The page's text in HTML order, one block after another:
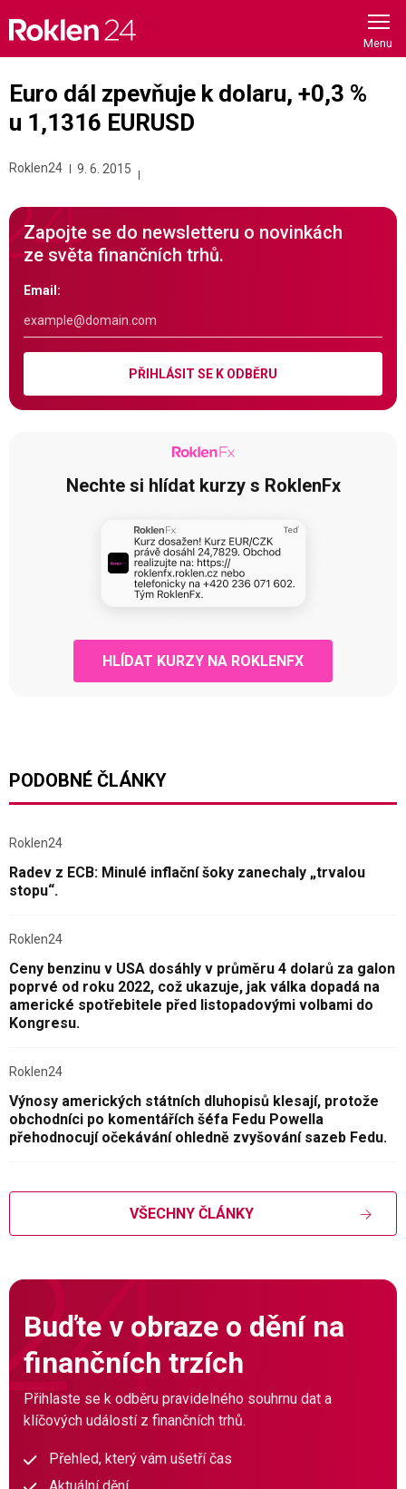
content
Euro dál zpevňuje k dolaru, +0,3 %
u 1,1316 EURUSD
Roklen24 9. 6. 2015
Zapojte se do newsletteru o novinkách
ze světa finančních trhů.
Email:
PŘIHLÁSIT SE K ODBĚRU
Nechte si hlídat kurzy s RoklenFx
HLÍDAT KURZY NA ROKLENFX
PODOBNÉ ČLÁNKY
Roklen24
Radev z ECB: Minulé inflační šoky zanechaly „trvalou
stopu“.
Roklen24
Ceny benzinu v USA dosáhly v průměru 4 dolarů za galon
poprvé od roku 2022, což ukazuje, jak válka dopadá na
americké spotřebitele před listopadovými volbami do
Kongresu.
Roklen24
Výnosy amerických státních dluhopisů klesají, protože
obchodníci po komentářích šéfa Fedu Powella
přehodnocují očekávání ohledně zvyšování sazeb Fedu.
VŠECHNY ČLÁNKY
Buďte v obraze o dění na
finančních trzích
Přihlaste se k odběru pravidelného souhrnu dat a
klíčových událostí z finančních trhů.
Přehled, který vám ušetří čas
Aktuální dění